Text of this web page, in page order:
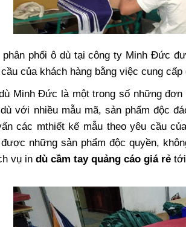
phân phối ô dù tại công ty Minh Đức
của khách hàng bằng việc cung cấp
Minh Đức là một trong số những
với nhiều mẫu mã, sản phẩm độc
các mthiết kế mẫu theo yêu cầu
những sản phẩm độc quyền,
vụ in dù cầm tay quảng cáo giá rẻtới